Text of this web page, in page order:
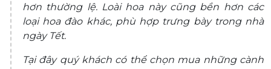
hơn thường lệ. Loài hoa này cũng bền hơn các
loại hoa đào khác, phù hợp trưng bày trong nhà
ngày Tết.
Tại đây quý khách có thể chọn mua những cành